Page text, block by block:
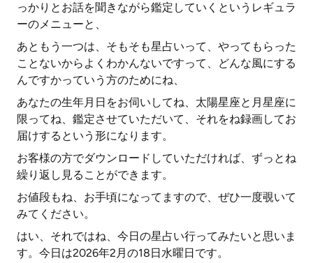
っかりとお話を聞きながら鑑定していくというレギュラ
ーのメニューと、
あともう一つは、そもそも星占いって、やってもらった
ことないからよくわかんないですって、どんな風にする
んですかっていう方のためにね、
あなたの生年月日をお伺いしてね、太陽星座と月星座に
限ってね、鑑定させていただいて、それをね録画してお
届けするという形になります。
お客様の方でダウンロードしていただければ、ずっとね
繰り返し見ることができます。
お値段もね、お手頃になってますので、ぜひ一度覗いて
みてください。
はい、それではね、今日の星占い行ってみたいと思いま
す。今日は2026年2月の18日水曜日です。